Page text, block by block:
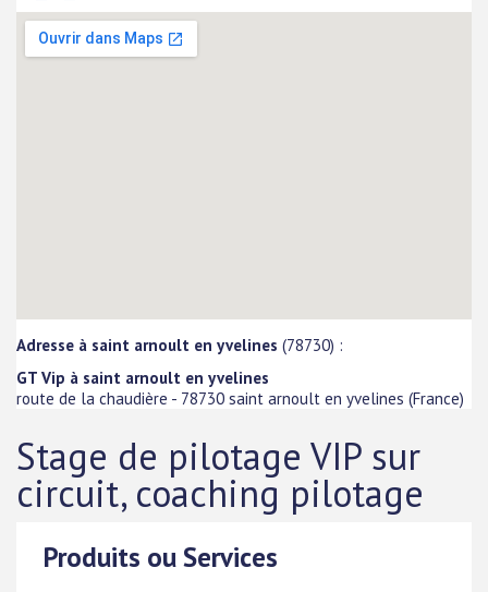
Adresse à saint arnoult en yvelines (78730) :
GT Vip à saint arnoult en yvelines
route de la chaudière - 78730 saint arnoult en yvelines (France)
Stage de pilotage VIP sur
circuit, coaching pilotage
Produits ou Services